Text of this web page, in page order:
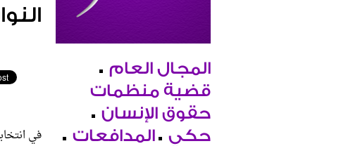
المجال العام
قضية منظمات
حقوق الإنسان
حكي
المدافعات
في